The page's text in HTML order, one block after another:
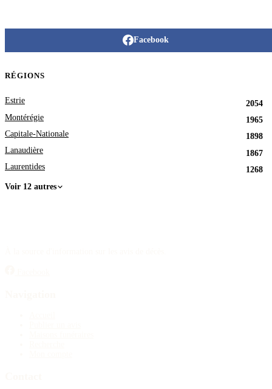
Facebook
RÉGIONS
Estrie
2054
Montérégie
1965
Capitale-Nationale
1898
Lanaudière
1867
Laurentides
1268
Voir 12 autres